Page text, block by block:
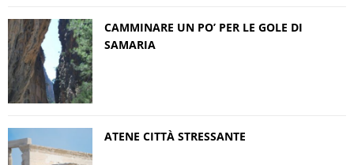
CAMMINARE UN PO’ PER LE GOLE DI
SAMARIA
ATENE CITTÀ STRESSANTE